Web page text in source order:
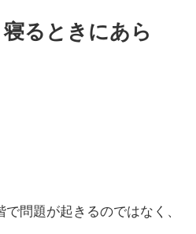
るときにあら
で問題が起きるのではなく、